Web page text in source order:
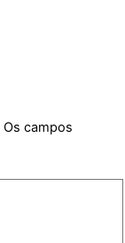
Os campos